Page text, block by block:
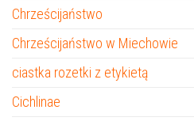
Chrześcijaństwo
Chrześcijaństwo w Miechowie
ciastka rozetki z etykietą
Cichlinae